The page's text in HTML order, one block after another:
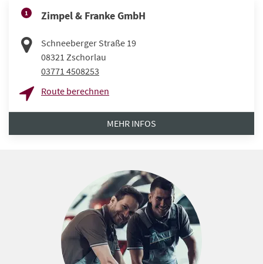
1 Zimpel & Franke GmbH
Schneeberger Straße 19
08321 Zschorlau
03771 4508253
Route berechnen
MEHR INFOS